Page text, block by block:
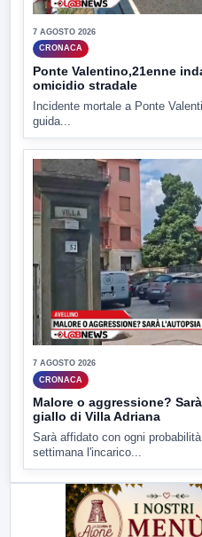
7 AGOSTO 2026
CRONACA
Ponte Valentino,21enne
omicidio stradale
Incidente mortale a Ponte
guida...
7 AGOSTO 2026
CRONACA
Malore o aggressione?
giallo di Villa Adriana
Sarà affidato con ogni
settimana l'incarico...